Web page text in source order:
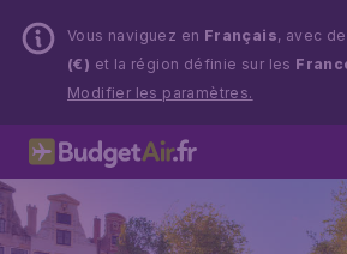
Vous naviguez en Français, avec
(€) et la région définie sur les
Modifier les paramètres.